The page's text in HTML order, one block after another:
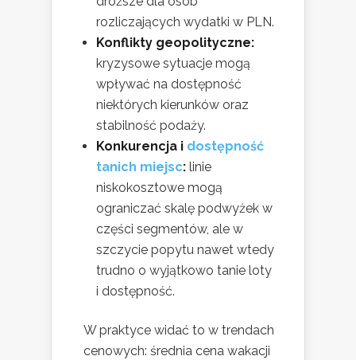
rozliczających wydatki w PLN.
Konflikty geopolityczne:
kryzysowe sytuacje mogą
wpływać na dostępność
niektórych kierunków oraz
stabilność podaży.
Konkurencja i dostępność
tanich miejsc: linie
niskokosztowe mogą
ograniczać skalę podwyżek w
części segmentów, ale w
szczycie popytu nawet wtedy
trudno o wyjątkowo tanie loty
i dostępność.
W praktyce widać to w trendach
cenowych: średnia cena wakacji